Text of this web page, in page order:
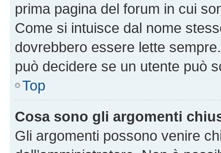
prima pagina del forum in cui
Come si intuisce dal nome
dovrebbero essere lette
può decidere se un utente può
Top
Cosa sono gli argomenti
Gli argomenti possono venire